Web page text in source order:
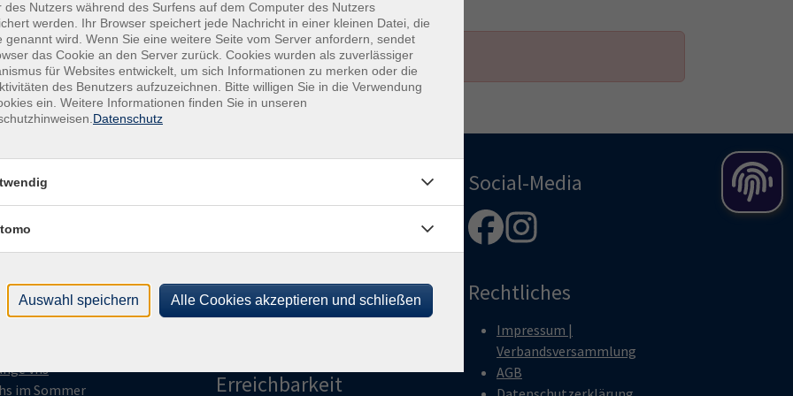
Ernährung
Deutsch | Grundbildung |
vhs
im Sommer
post@vhs-ravensberg.de
Erreichbarkeit
Social-Media
Rechtliches
Impressum |
Verbandsversammlung
AGB
des Nutzers während des Surfens auf dem Computer des Nutzers
werden. Ihr Browser speichert jede Nachricht in einer kleinen Datei, die
genannt wird. Wenn Sie eine weitere Seite vom Server anfordern, sendet
das Cookie an den Server zurück. Cookies wurden als zuverlässiger
für Websites entwickelt, um sich Informationen zu merken oder die
des Benutzers aufzuzeichnen. Bitte willigen Sie in die Verwendung
ein. Weitere Informationen finden Sie in unseren
Datenschutz
Auswahl speichern Alle Cookies akzeptieren und schließen